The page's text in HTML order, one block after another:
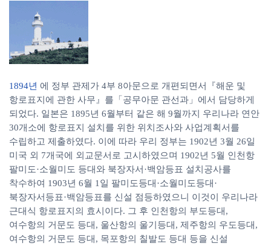
1894년 에 정부 관제가 4부 8아문으로 개편되면서『해운 및
항로표지에 관한 사무』를「공무아문 관선과」에서 담당하게
되었다. 일본은 1895년 6월부터 같은 해 9월까지 우리나라 연안
30개소에 항로표지 설치를 위한 위치조사와 사업계획서를
수립하고 제출하였다. 이에 따라 우리 정부는 1902년 3월 26일
미국 외 7개국에 외교문서로 고시하였으며 1902년 5월 인천항
팔미도·소월미도 등대와 북장자서·백암등표 설치공사를
착수하여 1903년 6월 1일 팔미도등대·소월미도등대·
북장자서등표·백암등표를 신설 점등하였으니 이것이 우리나라
근대식 항로표지의 효시이다. 그 후 인천항의 부도등대,
여수항의 거문도 등대, 울산항의 울기등대, 제주항의 우도등대,
여수항의 거문도 등대, 목포항의 칠발도 등대 등을 신설